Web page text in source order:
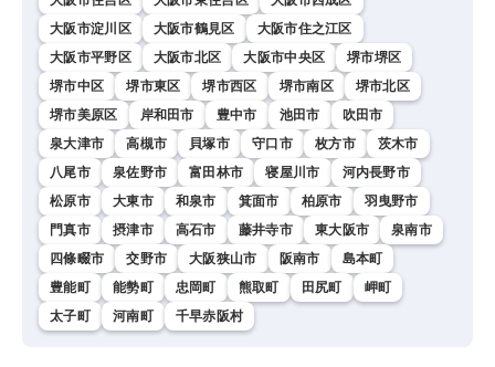
大阪市淀川区
大阪市鶴見区
大阪市住之江区
大阪市平野区
大阪市北区 大阪市中央区
堺市堺区
堺市中区
堺市東区 堺市西区 堺市南区
堺市北区
堺市美原区
岸和田市 豊中市 池田市
吹田市
泉大津市
高槻市 貝塚市 守口市 枚方市
茨木市
八尾市
泉佐野市 富田林市 寝屋川市
河内長野市
松原市
大東市 和泉市 箕面市 柏原市
羽曳野市
門真市
摂津市 高石市 藤井寺市 東大阪市
泉南市
四條畷市
交野市 大阪狭山市 阪南市
島本町
豊能町
能勢町 忠岡町 熊取町 田尻町
岬町
太子町
河南町 千早赤阪村